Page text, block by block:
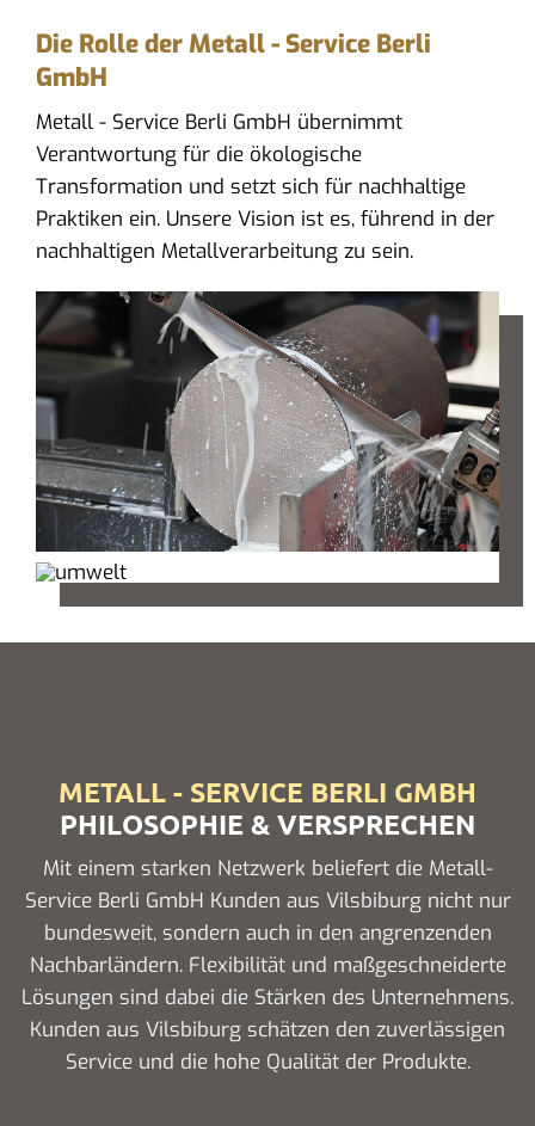
Die Rolle der Metall - Service Berli
GmbH
Metall - Service Berli GmbH übernimmt
Verantwortung für die ökologische
Transformation und setzt sich für nachhaltige
Praktiken ein. Unsere Vision ist es, führend in der
nachhaltigen Metallverarbeitung zu sein.
METALL - SERVICE BERLI GMBH
PHILOSOPHIE & VERSPRECHEN
Mit einem starken Netzwerk beliefert die Metall-
Service Berli GmbH Kunden aus Vilsbiburg nicht nur
bundesweit, sondern auch in den angrenzenden
Nachbarländern. Flexibilität und maßgeschneiderte
Lösungen sind dabei die Stärken des Unternehmens.
Kunden aus Vilsbiburg schätzen den zuverlässigen
Service und die hohe Qualität der Produkte.